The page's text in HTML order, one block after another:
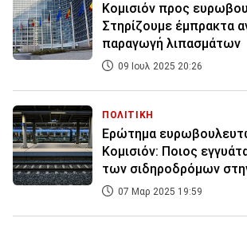
Κομισιόν προς
Στηρίζουμε έμπρακτα
παραγωγή λιπασμάτων
09 Ιουλ 2025 20:26
ΠΟΛΙΤΙΚΗ
Ερώτημα
Κομισιόν: Ποιος
των σιδηροδρόμων
07 Μαρ 2025 19:59